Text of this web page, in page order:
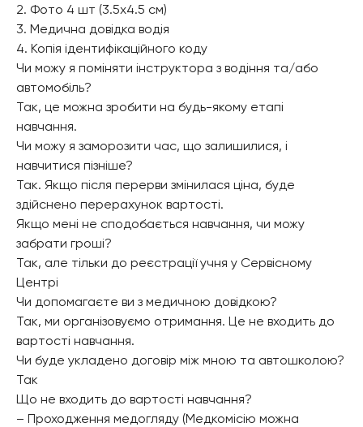
2. Фото 4 шт (3.5х4.5 см)
3. Медична довідка водія
4. Копія ідентифікаційного коду
Чи можу я поміняти інструктора з водіння та/або
автомобіль?
Так, це можна зробити на будь-якому етапі
навчання.
Чи можу я заморозити час, що залишилися, і
навчитися пізніше?
Так. Якщо після перерви змінилася ціна, буде
здійснено перерахунок вартості.
Якщо мені не сподобається навчання, чи можу
забрати гроші?
Так, але тільки до реєстрації учня у Сервісному
Центрі
Чи допомагаєте ви з медичною довідкою?
Так, ми організовуємо отримання. Це не входить до
вартості навчання.
Чи буде укладено договір між мною та автошколою?
Так
Що не входить до вартості навчання?
– Проходження медогляду (Медкомісію можна